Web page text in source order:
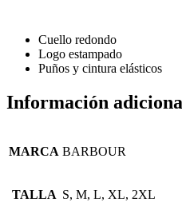
Cuello redondo
Logo estampado
Puños y cintura elásticos
Información
MARCA BARBOUR
TALLA S, M, L, XL, 2XL